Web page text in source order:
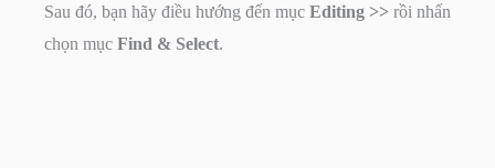
Sau đó, bạn hãy điều hướng đến mục Editing >> rồi nhấn
chọn mục Find & Select.